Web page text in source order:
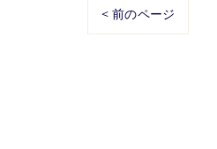
< 前のページ